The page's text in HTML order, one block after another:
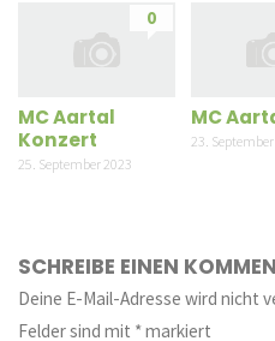
0
MC Aartal
Konzert
25. September 2023
MC
23.
SCHREIBE EINEN
Deine E-Mail-Adresse wird nicht
Felder sind mit *markiert